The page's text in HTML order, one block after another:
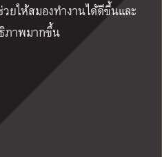
ยให้สมองทำงานได้ดีขึ้นและ
ภาพมากขึ้น